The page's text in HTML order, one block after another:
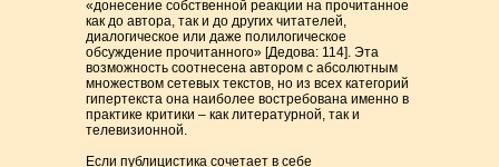
«донесение собственной реакции на прочитанное
как до автора, так и до других читателей,
диалогическое или даже полилогическое
обсуждение прочитанного» [Дедова: 114]. Эта
возможность соотнесена автором с абсолютным
множеством сетевых текстов, но из всех категорий
гипертекста она наиболее востребована именно в
практике критики – как литературной, так и
телевизионной.
Если публицистика сочетает в себе